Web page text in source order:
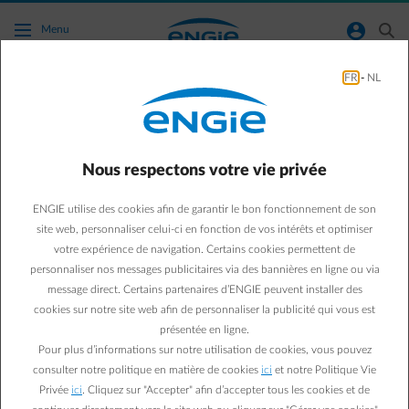
Accéder au contenu principal
Menu normal-account-circle search
Panneaux solaires
Les panneaux solaires :
bons pour la planète et
votre portefeuille
Envie d'utiliser davantage les énergies renouvelables afin de
FR - NL
Nous respectons votre vie privée
ENGIE utilise des cookies afin de garantir le bon fonctionnement de son
site web, personnaliser celui-ci en fonction de vos intérêts et optimiser
votre expérience de navigation. Certains cookies permettent de
personnaliser nos messages publicitaires via des bannières en ligne ou via
message direct. Certains partenaires d’ENGIE peuvent installer des
cookies sur notre site web afin de personnaliser la publicité qui vous est
présentée en ligne.
Pour plus d’informations sur notre utilisation de cookies, vous pouvez
consulter notre politique en matière de cookies ici et notre Politique Vie
Privée ici . Cliquez sur "Accepter" afin d’accepter tous les cookies et de